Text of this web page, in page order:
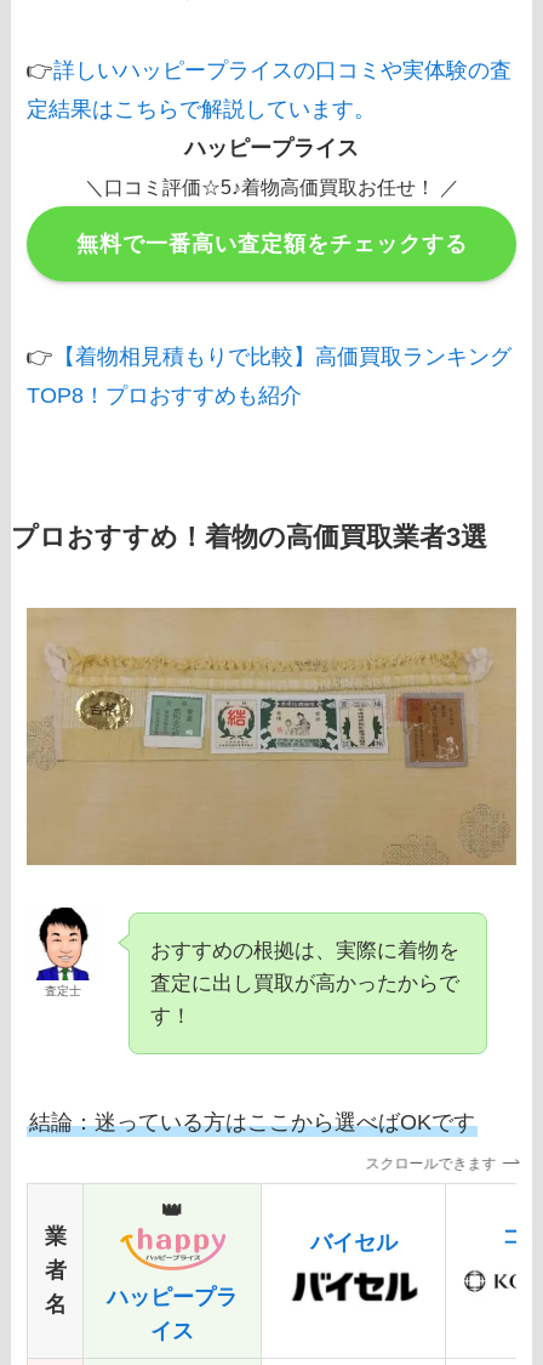
👉詳しいハッピープライスの口コミや実体験の査
定結果はこちらで解説しています。
ハッピープライス
＼口コミ評価☆5♪着物高価買取お任せ！ ／
無料で一番高い査定額をチェックする
👉 【着物相見積もりで比較】高価買取ランキング
TOP8！プロおすすめも紹介
プロおすすめ！着物の高価買取業者3選
査定士
おすすめの根拠は、実際に着物を
査定に出し買取が高かったからで
す！
結論：迷っている方はここから選べばOKです
スクロールできます
業
者
名
👑
ハッピープラ
イス
バイセル コ